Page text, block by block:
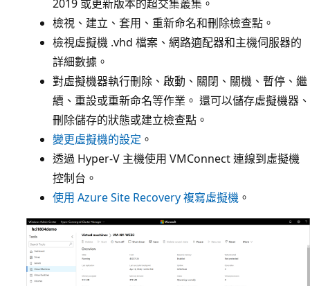
2019 或更新版本的超交集叢集。
檢視、建立、套用、重新命名和刪除檢查點。
檢視虛擬機 .vhd 檔案、網路適配器和主機伺服器的
詳細數據。
對虛擬機器執行刪除、啟動、關閉、關機、暫停、繼
續、重設或重新命名等作業。 還可以儲存虛擬機器、
刪除儲存的狀態或建立檢查點。
變更虛擬機的設定 。
透過 Hyper-V 主機使用 VMConnect 連線到虛擬機
控制台。
使用 Azure Site Recovery 複寫虛擬機 。